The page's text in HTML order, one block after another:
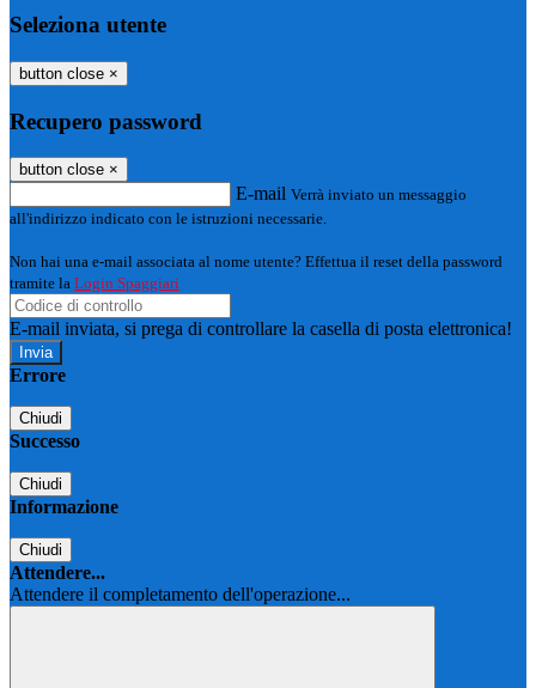
Seleziona utente
button close ×
Recupero password
button close ×
E-mail Verrà inviato un messaggio
all'indirizzo indicato con le istruzioni necessarie.
Non hai una e-mail associata al nome utente? Effettua il reset della password
tramite la Login Spaggiari
E-mail inviata, si prega di controllare la casella di posta elettronica!
Errore
Chiudi
Successo
Chiudi
Informazione
Chiudi
Attendere...
Attendere il completamento dell'operazione...